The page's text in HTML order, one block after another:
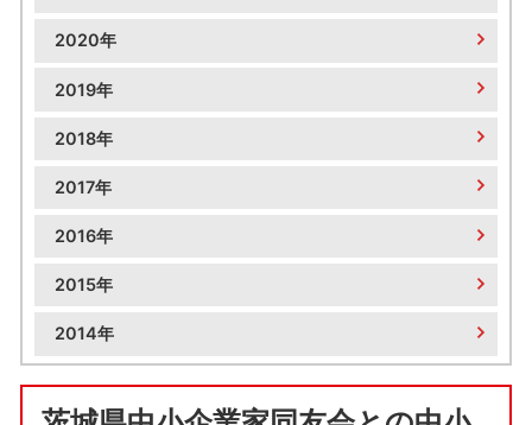
2020年
2019年
2018年
2017年
2016年
2015年
2014年